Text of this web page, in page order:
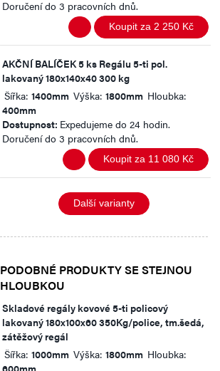
Doručení do 3 pracovních dnů.
Koupit za 2 250 Kč
AKČNÍ BALÍČEK 5 ks Regálu 5-ti pol.
lakovaný 180x140x40 300 kg
Šířka: 1400mm Výška: 1800mm Hloubka:
400mm
Dostupnost: Expedujeme do 24 hodin.
Doručení do 3 pracovních dnů.
Koupit za 11 080 Kč
Další varianty
PODOBNÉ PRODUKTY SE STEJNOU
HLOUBKOU
Skladové regály kovové 5-ti policový
lakovaný 180x100x60 350Kg/police, tm.šedá,
zátěžový regál
Šířka: 1000mm Výška: 1800mm Hloubka: